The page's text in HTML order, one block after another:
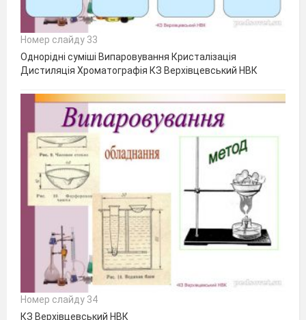
Номер слайду 33
Однорідні суміші Випаровування Кристалізація
Дистиляція Хроматографія КЗ Верхівцевський НВК
Номер слайду 34
КЗ Верхівцевський НВК